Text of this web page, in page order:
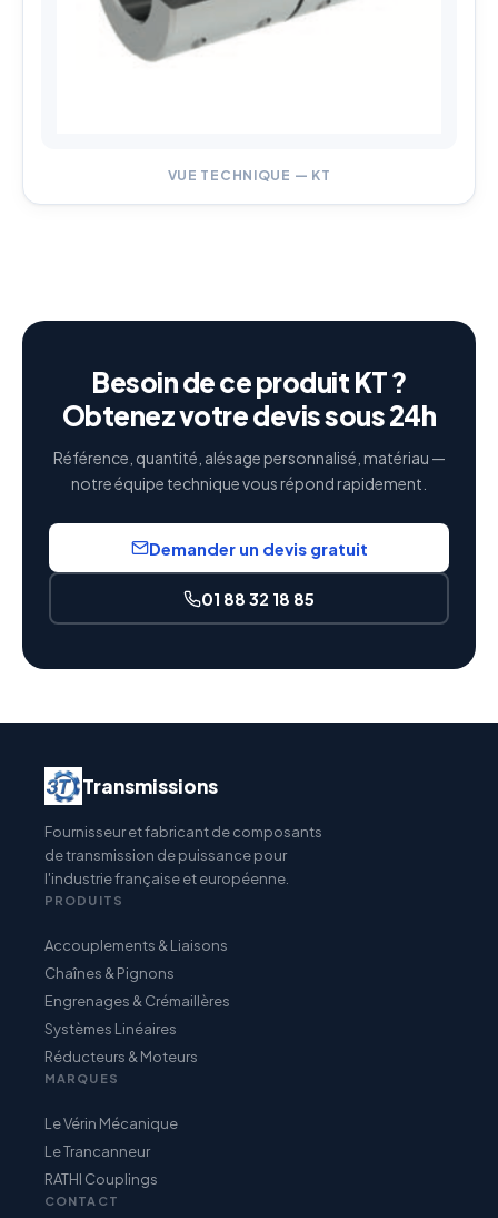
VUE TECHNIQUE — KT
Besoin de ce produit KT ?
Obtenez votre devis sous 24h
Référence, quantité, alésage personnalisé, matériau —
notre équipe technique vous répond rapidement.
Demander un devis gratuit
01 88 32 18 85
Transmissions
Fournisseur et fabricant de composants
de transmission de puissance pour
l'industrie française et européenne.
PRODUITS
Accouplements & Liaisons
Chaînes & Pignons
Engrenages & Crémaillères
Systèmes Linéaires
Réducteurs & Moteurs
MARQUES
Le Vérin Mécanique
Le Trancanneur
RATHI Couplings
CONTACT